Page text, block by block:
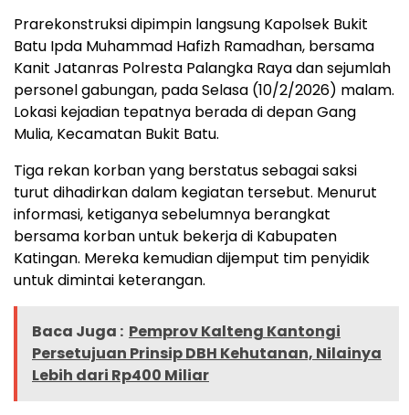
Prarekonstruksi dipimpin langsung Kapolsek Bukit
Batu Ipda Muhammad Hafizh Ramadhan, bersama
Kanit Jatanras Polresta Palangka Raya dan sejumlah
personel gabungan, pada Selasa (10/2/2026) malam.
Lokasi kejadian tepatnya berada di depan Gang
Mulia, Kecamatan Bukit Batu.
Tiga rekan korban yang berstatus sebagai saksi
turut dihadirkan dalam kegiatan tersebut. Menurut
informasi, ketiganya sebelumnya berangkat
bersama korban untuk bekerja di Kabupaten
Katingan. Mereka kemudian dijemput tim penyidik
untuk dimintai keterangan.
Baca Juga : Pemprov Kalteng Kantongi
Persetujuan Prinsip DBH Kehutanan, Nilainya
Lebih dari Rp400 Miliar